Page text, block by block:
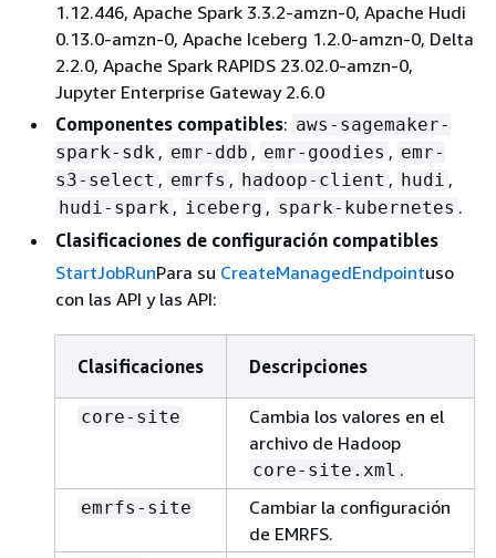
1.12.446, Apache Spark 3.3.2-amzn-0, Apache Hudi
0.13.0-amzn-0, Apache Iceberg 1.2.0-amzn-0, Delta
2.2.0, Apache Spark RAPIDS 23.02.0-amzn-0,
Jupyter Enterprise Gateway 2.6.0
Componentes compatibles: aws-sagemaker-
spark-sdk , emr-ddb , emr-goodies , emr-
s3-select , emrfs , hadoop-client , hudi ,
hudi-spark , iceberg , spark-kubernetes .
Clasificaciones de configuración compatibles
StartJobRunPara su CreateManagedEndpointuso
con las API y las API:
Clasificaciones Descripciones
core-site
Cambia los valores en el
archivo de Hadoop
core-site.xml .
emrfs-site
Cambiar la configuración
de EMRFS.